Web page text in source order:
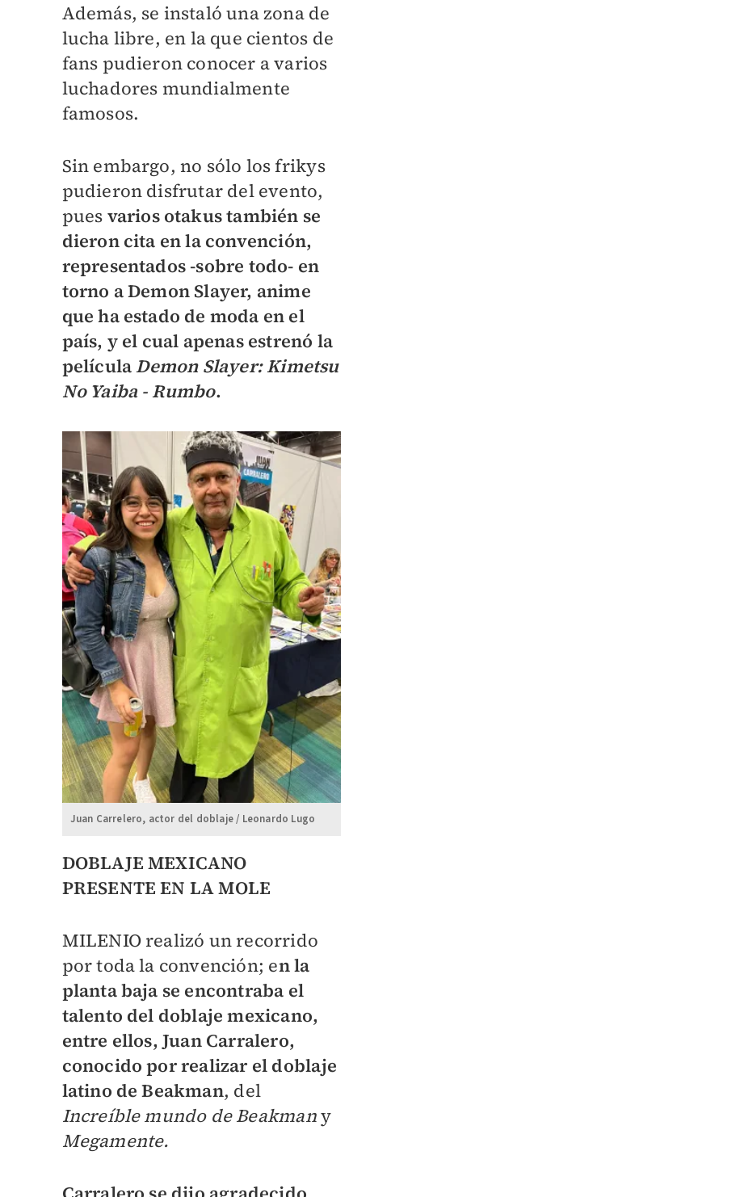
Además, se instaló una zona de
lucha libre, en la que cientos de
fans pudieron conocer a varios
luchadores mundialmente
famosos.
Sin embargo, no sólo los frikys
pudieron disfrutar del evento,
pues varios otakus también se
dieron cita en la convención,
representados -sobre todo- en
torno a Demon Slayer, anime
que ha estado de moda en el
país, y el cual apenas estrenó la
película Demon Slayer: Kimetsu
No Yaiba - Rumbo.
Juan Carrelero, actor del doblaje / Leonardo Lugo
DOBLAJE MEXICANO
PRESENTE EN LA MOLE
MILENIO realizó un recorrido
por toda la convención; en la
planta baja se encontraba el
talento del doblaje mexicano,
entre ellos, Juan Carralero,
conocido por realizar el doblaje
latino de Beakman, del
Increíble mundo de Beakmany
Megamente.